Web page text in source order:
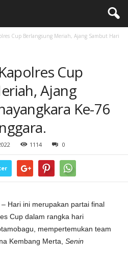
Cup Berlangsung Meriah, Ajang Sambut Hari
Cup
Ajang
Ke-76
1114 0
– Hari ini merupakan partai final
Cup dalam rangka hari
mempertemukan team
Kembang Merta, Senin